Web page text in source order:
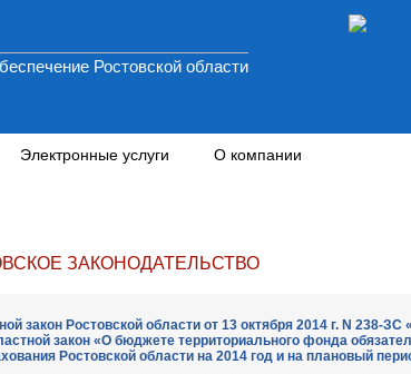
Ростовской области
Электронные услуги О компании
ЗАКОНОДАТЕЛЬСТВО
закон Ростовской области от 13 октября 2014 г. N 238-
закон «О бюджете территориального фонда
Ростовской области на 2014 год и на плановый